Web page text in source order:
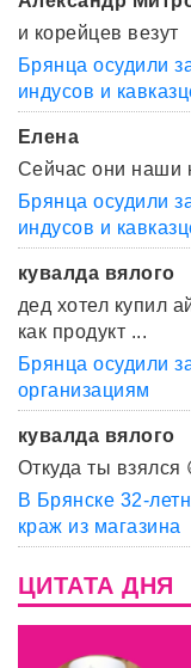
и корейцев везут
Брянца осудили
индусов и
Елена
Сейчас они наши
Брянца осудили
индусов и
кувалда вялого
дед хотел купил
как продукт ...
Брянца осудили
организациям
кувалда вялого
Откуда ты взялся
В Брянске 32-
краж из магазина
ЦИТАТА ДНЯ